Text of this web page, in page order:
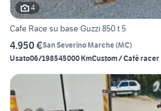
4
Cafe Race su base Guzzi 850 t 5
4.950 €San Severino Marche(MC)
Usato06/198545000 KmCustom / Café racer